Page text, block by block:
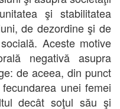
şi stabilitatea
de dezordine şi de
Aceste motive
negativă asupra
de aceea, din punct
unei femei
decât soţul său şi